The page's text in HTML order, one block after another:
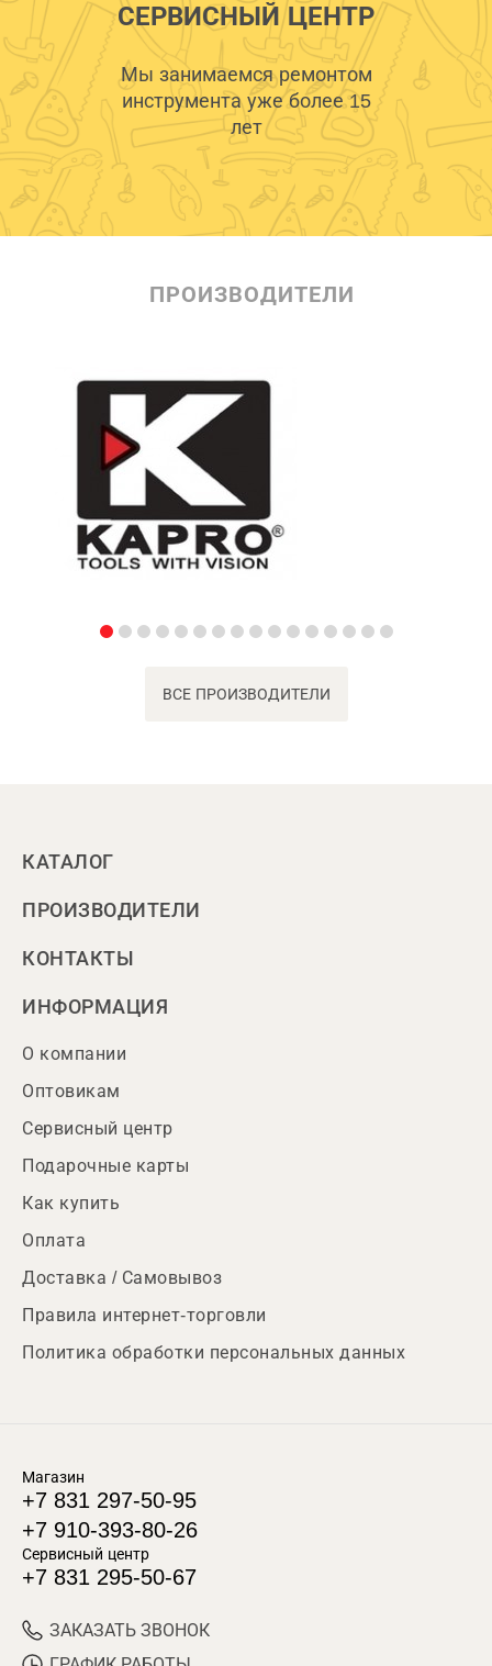
СЕРВИСНЫЙ ЦЕНТР
Мы занимаемся ремонтом
инструмента уже более 15
лет
ПРОИЗВОДИТЕЛИ
ВСЕ ПРОИЗВОДИТЕЛИ
КАТАЛОГ
ПРОИЗВОДИТЕЛИ
КОНТАКТЫ
ИНФОРМАЦИЯ
О компании
Оптовикам
Сервисный центр
Подарочные карты
Как купить
Оплата
Доставка / Самовывоз
Правила интернет-торговли
Политика обработки персональных данных
Магазин
+7 831 297-50-95
+7 910-393-80-26
Сервисный центр
+7 831 295-50-67
ЗАКАЗАТЬ ЗВОНОК